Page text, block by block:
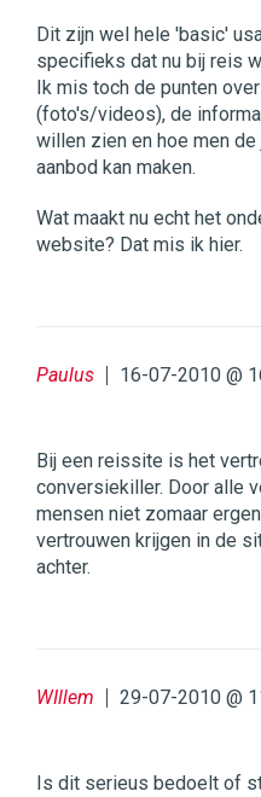
Dit zijn wel hele 'basic'
specifieks dat nu bij reis
Ik mis toch de punten
(foto's/videos), de
willen zien en hoe men
aanbod kan maken.
Wat maakt nu echt het
website? Dat mis ik hier.
Paulus 16-07-2010 @
Bij een reissite is het
conversiekiller. Door alle
mensen niet zomaar
vertrouwen krijgen in de
achter.
WIllem 29-07-2010 @
Is dit serieus bedoelt of